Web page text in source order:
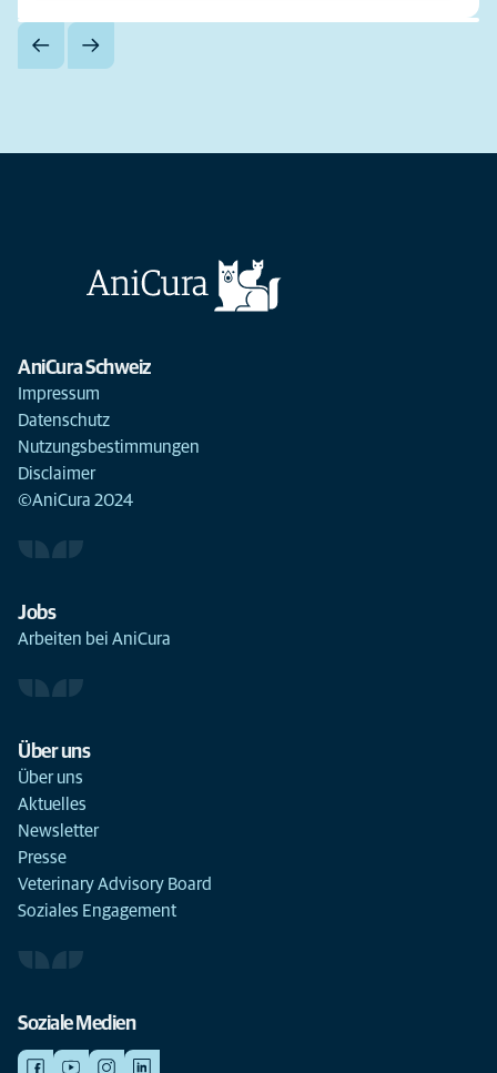
AniCura Schweiz
Impressum
Datenschutz
Nutzungsbestimmungen
Disclaimer
©AniCura 2024
Jobs
Arbeiten bei AniCura
Über uns
Über uns
Aktuelles
Newsletter
Presse
Veterinary Advisory Board
Soziales Engagement
Soziale Medien